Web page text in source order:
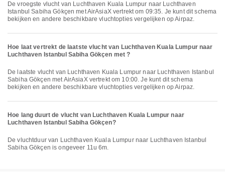
De vroegste vlucht van Luchthaven Kuala Lumpur naar Luchthaven
Istanbul Sabiha Gökçen met AirAsiaX vertrekt om 09:35. Je kunt dit schema
bekijken en andere beschikbare vluchtopties vergelijken op Airpaz.
Hoe laat vertrekt de laatste vlucht van Luchthaven Kuala Lumpur naar
Luchthaven Istanbul Sabiha Gökçen met ?
De laatste vlucht van Luchthaven Kuala Lumpur naar Luchthaven Istanbul
Sabiha Gökçen met AirAsiaX vertrekt om 10:00. Je kunt dit schema
bekijken en andere beschikbare vluchtopties vergelijken op Airpaz.
Hoe lang duurt de vlucht van Luchthaven Kuala Lumpur naar
Luchthaven Istanbul Sabiha Gökçen?
De vluchtduur van Luchthaven Kuala Lumpur naar Luchthaven Istanbul
Sabiha Gökçen is ongeveer 11u 6m.